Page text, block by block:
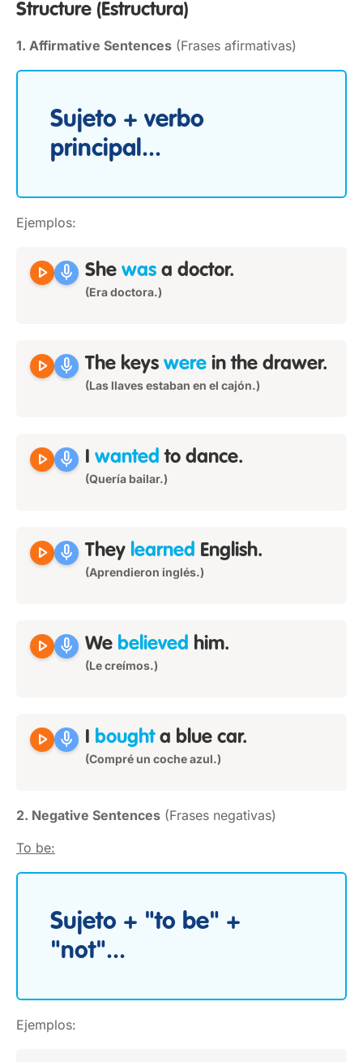
Structure (Estructura)
1. Affirmative Sentences (Frases afirmativas)
Sujeto + verbo
principal...
Ejemplos:
play_arrow mic She was a doctor.
(Era doctora.)
play_arrow mic The keys were in the drawer.
(Las llaves estaban en el cajón.)
play_arrow mic I wanted to dance.
(Quería bailar.)
play_arrow mic They learned English.
(Aprendieron inglés.)
play_arrow mic We believed him.
(Le creímos.)
play_arrow mic I boughta blue car.
(Compré un coche azul.)
2. Negative Sentences (Frases negativas)
To be:
Sujeto + "to be" +
"not"...
Ejemplos: